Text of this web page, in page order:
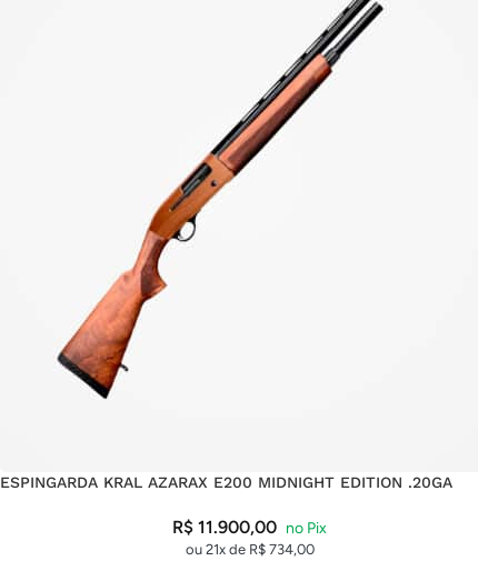
ESPINGARDA KRAL AZARAX E200 MIDNIGHT EDITION .20GA
R$11.900,00
ou 21x de R$734,00